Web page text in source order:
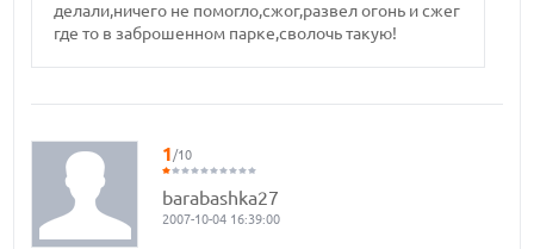
делали,ничего не помогло,сжог,развел огонь и сжег
где то в заброшенном парке,сволочь такую!
1/10
barabashka27
2007-10-04 16:39:00